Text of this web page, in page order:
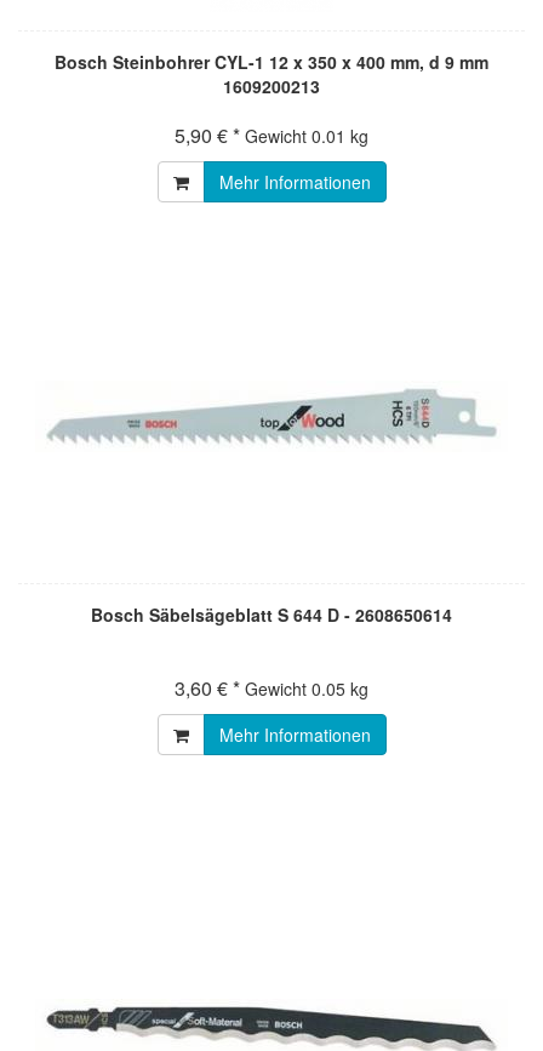
Bosch Steinbohrer CYL-1 12 x 350 x 400 mm, d 9 mm
1609200213
5,90 € * Gewicht 0.01 kg
Mehr Informationen
Bosch Säbelsägeblatt S 644 D - 2608650614
3,60 € * Gewicht 0.05 kg
Mehr Informationen